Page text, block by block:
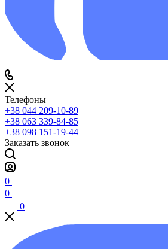
Телефоны
+38 044 209-10-89
+38 063 339-84-85
+38 098 151-19-44
Заказать звонок
0
0
0